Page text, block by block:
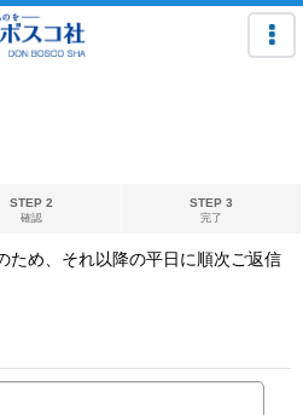
STEP 2
確認
STEP 3
完了
ため、それ以降の平日に順次ご返信